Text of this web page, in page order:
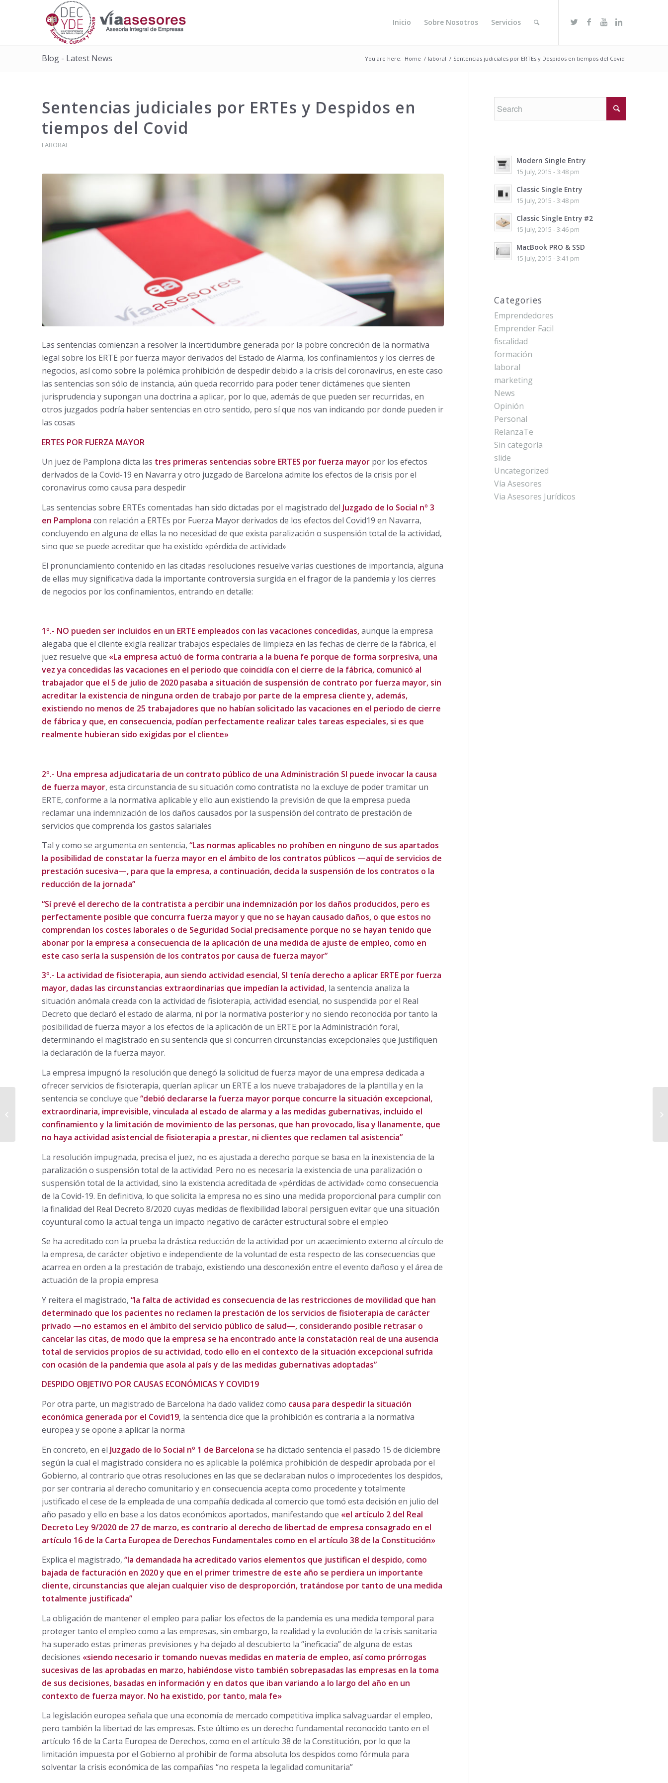
Inicio Sobre Nosotros Servicios
Blog - Latest News You are here: Home / laboral / Sentencias judiciales por ERTEs y Despidos en tiempos del Covid
Sentencias judiciales por ERTEs y Despidos en
tiempos del Covid
LABORAL
Las sentencias comienzan a resolver la incertidumbre generada por la pobre concreción de la normativa
legal sobre los ERTE por fuerza mayor derivados del Estado de Alarma, los confinamientos y los cierres de
negocios, así como sobre la polémica prohibición de despedir debido a la crisis del coronavirus, en este caso
las sentencias son sólo de instancia, aún queda recorrido para poder tener dictámenes que sienten
jurisprudencia y supongan una doctrina a aplicar, por lo que, además de que pueden ser recurridas, en
otros juzgados podría haber sentencias en otro sentido, pero sí que nos van indicando por donde pueden ir
las cosas
ERTES POR FUERZA MAYOR
Un juez de Pamplona dicta las tres primeras sentencias sobre ERTES por fuerza mayorpor los efectos
derivados de la Covid-19 en Navarra y otro juzgado de Barcelona admite los efectos de la crisis por el
coronavirus como causa para despedir
Las sentencias sobre ERTEs comentadas han sido dictadas por el magistrado del Juzgado de lo Social nº 3
en Pamplona con relación a ERTEs por Fuerza Mayor derivados de los efectos del Covid19 en Navarra,
concluyendo en alguna de ellas la no necesidad de que exista paralización o suspensión total de la actividad,
sino que se puede acreditar que ha existido «pérdida de actividad»
El pronunciamiento contenido en las citadas resoluciones resuelve varias cuestiones de importancia, alguna
de ellas muy significativa dada la importante controversia surgida en el fragor de la pandemia y los cierres
de negocios por los confinamientos, entrando en detalle:
1º.- NO pueden ser incluidos en un ERTE empleados con las vacaciones concedidas,aunque la empresa
alegaba que el cliente exigía realizar trabajos especiales de limpieza en las fechas de cierre de la fábrica, el
juez resuelve que «La empresa actuó de forma contraria a la buena fe porque de forma sorpresiva, una
vez ya concedidas las vacaciones en el periodo que coincidía con el cierre de la fábrica, comunicó al
trabajador que el 5 de julio de 2020 pasaba a situación de suspensión de contrato por fuerza mayor, sin
acreditar la existencia de ninguna orden de trabajo por parte de la empresa cliente y, además,
existiendo no menos de 25 trabajadores que no habían solicitado las vacaciones en el periodo de cierre
de fábrica y que, en consecuencia, podían perfectamente realizar tales tareas especiales, si es que
realmente hubieran sido exigidas por el cliente»
2º.- Una empresa adjudicataria de un contrato público de una Administración SI puede invocar la causa
de fuerza mayor, esta circunstancia de su situación como contratista no la excluye de poder tramitar un
ERTE, conforme a la normativa aplicable y ello aun existiendo la previsión de que la empresa pueda
reclamar una indemnización de los daños causados por la suspensión del contrato de prestación de
servicios que comprenda los gastos salariales
Tal y como se argumenta en sentencia, “Las normas aplicables no prohíben en ninguno de sus apartados
la posibilidad de constatar la fuerza mayor en el ámbito de los contratos públicos —aquí de servicios de
prestación sucesiva—, para que la empresa, a continuación, decida la suspensión de los contratos o la
reducción de la jornada”
“Sí prevé el derecho de la contratista a percibir una indemnización por los daños producidos, pero es
perfectamente posible que concurra fuerza mayor y que no se hayan causado daños, o que estos no
comprendan los costes laborales o de Seguridad Social precisamente porque no se hayan tenido que
abonar por la empresa a consecuencia de la aplicación de una medida de ajuste de empleo, como en
este caso sería la suspensión de los contratos por causa de fuerza mayor”
3º.- La actividad de fisioterapia, aun siendo actividad esencial, SI tenía derecho a aplicar ERTE por fuerza
mayor, dadas las circunstancias extraordinarias que impedían la actividad, la sentencia analiza la
situación anómala creada con la actividad de fisioterapia, actividad esencial, no suspendida por el Real
Decreto que declaró el estado de alarma, ni por la normativa posterior y no siendo reconocida por tanto la
posibilidad de fuerza mayor a los efectos de la aplicación de un ERTE por la Administración foral,
determinando el magistrado en su sentencia que si concurren circunstancias excepcionales que justifiquen
la declaración de la fuerza mayor.
La empresa impugnó la resolución que denegó la solicitud de fuerza mayor de una empresa dedicada a
ofrecer servicios de fisioterapia, querían aplicar un ERTE a los nueve trabajadores de la plantilla y en la
sentencia se concluye que “debió declararse la fuerza mayor porque concurre la situación excepcional,
extraordinaria, imprevisible, vinculada al estado de alarma y a las medidas gubernativas, incluido el
confinamiento y la limitación de movimiento de las personas, que han provocado, lisa y llanamente, que
no haya actividad asistencial de fisioterapia a prestar, ni clientes que reclamen tal asistencia”
La resolución impugnada, precisa el juez, no es ajustada a derecho porque se basa en la inexistencia de la
paralización o suspensión total de la actividad. Pero no es necesaria la existencia de una paralización o
suspensión total de la actividad, sino la existencia acreditada de «pérdidas de actividad» como consecuencia
de la Covid-19. En definitiva, lo que solicita la empresa no es sino una medida proporcional para cumplir con
la finalidad del Real Decreto 8/2020 cuyas medidas de flexibilidad laboral persiguen evitar que una situación
coyuntural como la actual tenga un impacto negativo de carácter estructural sobre el empleo
Se ha acreditado con la prueba la drástica reducción de la actividad por un acaecimiento externo al círculo de
la empresa, de carácter objetivo e independiente de la voluntad de esta respecto de las consecuencias que
acarrea en orden a la prestación de trabajo, existiendo una desconexión entre el evento dañoso y el área de
actuación de la propia empresa
Y reitera el magistrado, “la falta de actividad es consecuencia de las restricciones de movilidad que han
determinado que los pacientes no reclamen la prestación de los servicios de fisioterapia de carácter
privado —no estamos en el ámbito del servicio público de salud—, considerando posible retrasar o
cancelar las citas, de modo que la empresa se ha encontrado ante la constatación real de una ausencia
total de servicios propios de su actividad, todo ello en el contexto de la situación excepcional sufrida
con ocasión de la pandemia que asola al país y de las medidas gubernativas adoptadas”
DESPIDO OBJETIVO POR CAUSAS ECONÓMICAS Y COVID19
Por otra parte, un magistrado de Barcelona ha dado validez como causa para despedir la situación
económica generada por el Covid19, la sentencia dice que la prohibición es contraria a la normativa
europea y se opone a aplicar la norma
En concreto, en el Juzgado de lo Social nº 1 de Barcelona se ha dictado sentencia el pasado 15 de diciembre
según la cual el magistrado considera no es aplicable la polémica prohibición de despedir aprobada por el
Gobierno, al contrario que otras resoluciones en las que se declaraban nulos o improcedentes los despidos,
por ser contraria al derecho comunitario y en consecuencia acepta como procedente y totalmente
justificado el cese de la empleada de una compañía dedicada al comercio que tomó esta decisión en julio del
año pasado y ello en base a los datos económicos aportados, manifestando que «el artículo 2 del Real
Decreto Ley 9/2020 de 27 de marzo, es contrario al derecho de libertad de empresa consagrado en el
artículo 16 de la Carta Europea de Derechos Fundamentales como en el artículo 38 de la Constitución»
Explica el magistrado, “la demandada ha acreditado varios elementos que justifican el despido, como
bajada de facturación en 2020 y que en el primer trimestre de este año se perdiera un importante
cliente, circunstancias que alejan cualquier viso de desproporción, tratándose por tanto de una medida
totalmente justificada”
La obligación de mantener el empleo para paliar los efectos de la pandemia es una medida temporal para
proteger tanto el empleo como a las empresas, sin embargo, la realidad y la evolución de la crisis sanitaria
ha superado estas primeras previsiones y ha dejado al descubierto la “ineficacia” de alguna de estas
decisiones «siendo necesario ir tomando nuevas medidas en materia de empleo, así como prórrogas
sucesivas de las aprobadas en marzo, habiéndose visto también sobrepasadas las empresas en la toma
de sus decisiones, basadas en información y en datos que iban variando a lo largo del año en un
contexto de fuerza mayor. No ha existido, por tanto, mala fe»
La legislación europea señala que una economía de mercado competitiva implica salvaguardar el empleo,
pero también la libertad de las empresas. Este último es un derecho fundamental reconocido tanto en el
artículo 16 de la Carta Europea de Derechos, como en el artículo 38 de la Constitución, por lo que la
limitación impuesta por el Gobierno al prohibir de forma absoluta los despidos como fórmula para
solventar la crisis económica de las compañías “no respeta la legalidad comunitaria”
Modern Single Entry
15 July, 2015 - 3:48 pm
Classic Single Entry
15 July, 2015 - 3:48 pm
Classic Single Entry #2
15 July, 2015 - 3:46 pm
MacBook PRO & SSD
15 July, 2015 - 3:41 pm
Categories
Emprendedores
Emprender Facil
fiscalidad
formación
laboral
marketing
News
Opinión
Personal
RelanzaTe
Sin categoría
slide
Uncategorized
Vía Asesores
Via Asesores Jurídicos
Apuntes en materia
Laboral y de
Seguridad Social a
novedad...